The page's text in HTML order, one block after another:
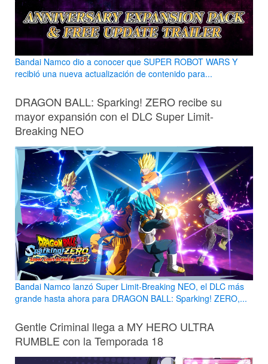
Bandai Namco dio a conocer que SUPER ROBOT WARS Y
recibió una nueva actualización de contenido para...
DRAGON BALL: Sparking! ZERO recibe su
mayor expansión con el DLC Super Limit-
Breaking NEO
Bandai Namco lanzó Super Limit-Breaking NEO, el DLC más
grande hasta ahora para DRAGON BALL: Sparking! ZERO,...
Gentle Criminal llega a MY HERO ULTRA
RUMBLE con la Temporada 18